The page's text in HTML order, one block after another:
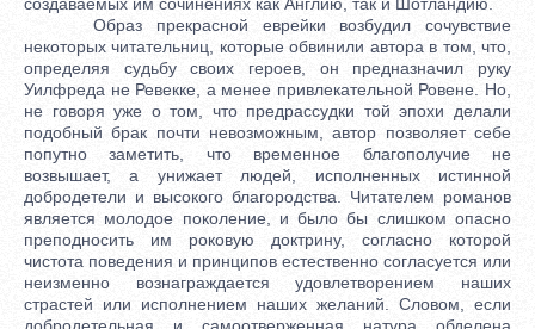
Образ прекрасной еврейки возбудил сочувствие
некоторых читательниц, которые обвинили автора в том, что,
определяя судьбу своих героев, он предназначил руку
Уилфреда не Ревекке, а менее привлекательной Ровене. Но,
не говоря уже о том, что предрассудки той эпохи делали
подобный брак почти невозможным, автор позволяет себе
попутно заметить, что временное благополучие не
возвышает, а унижает людей, исполненных истинной
добродетели и высокого благородства. Читателем романов
является молодое поколение, и было бы слишком опасно
преподносить им роковую доктрину, согласно которой
чистота поведения и принципов естественно согласуется или
неизменно вознаграждается удовлетворением наших
страстей или исполнением наших желаний. Словом, если
добродетельная и самоотверженная натура обделена